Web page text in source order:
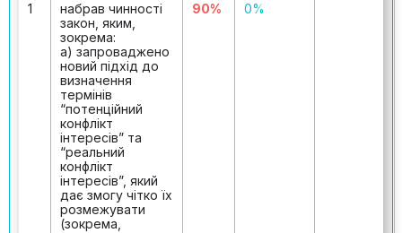
1
набрав чинності
закон, яким,
зокрема:
а) запроваджено
новий підхід до
визначення
термінів
“потенційний
конфлікт
інтересів” та
“реальний
конфлікт
інтересів”, який
дає змогу чітко їх
розмежувати
(зокрема,
90% 0%